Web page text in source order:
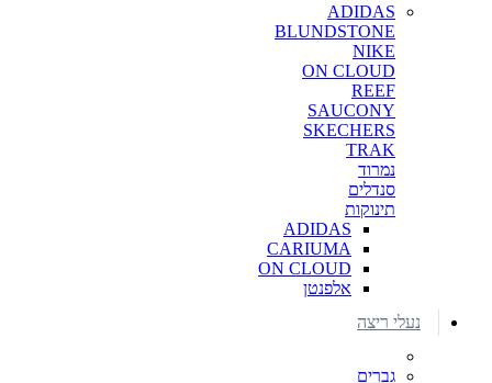
ADIDAS
BLUNDSTONE
NIKE
ON CLOUD
REEF
SAUCONY
SKECHERS
TRAK
נמרוד
סנדלים
תינוקות
ADIDAS
CARIUMA
ON CLOUD
אלפנטן
נעלי ריצה
גברים